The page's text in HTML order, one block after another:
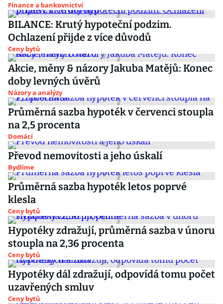
Finance a bankovnictví
BILANCE: Krutý hypoteční podzim.
Ochlazení přijde z více důvodů
Ceny bytů
Akcie, měny & názory Jakuba Matějů: Konec
doby levných úvěrů
Názory a analýzy
Průměrná sazba hypoték v červenci stoupla
na 2,5 procenta
Domácí
Převod nemovitosti a jeho úskalí
Bydlíme
Průměrná sazba hypoték letos poprvé
klesla
Ceny bytů
Hypotéky zdražují, průměrná sazba v únoru
stoupla na 2,36 procenta
Ceny bytů
Hypotéky dál zdražují, odpovídá tomu počet
uzavřených smluv
Ceny bytů